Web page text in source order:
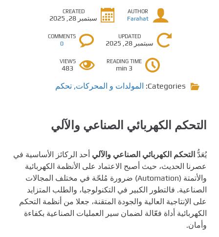
AUTHOR
Farahat
CREATED
سبتمبر 28, 2025
UPDATED
سبتمبر 28, 2025
COMMENTS
0
READING TIME
3 min
VIEWS
483
Categories: المولدات و المحركات, تحكم
التحكم الكهربائي الصناعي والآلي
يُعَدُّ التحكم الكهربائي الصناعي والآلي أحد الركائز الأساسية في
عصرنا الحديث، حيث أصبح الاعتماد على الأنظمة الكهربائية
والأتمتة (Automation) ضرورة مُلحّة في مختلف المجالات
الصناعية. فالتطور الكبير في التكنولوجيا، والطلب المتزايد
على الإنتاجية العالية والجودة المتقنة، جعلا من أنظمة التحكم
الكهربائية أداة فعّالة لضمان سير العمليات الصناعية بكفاءة
وأمان.